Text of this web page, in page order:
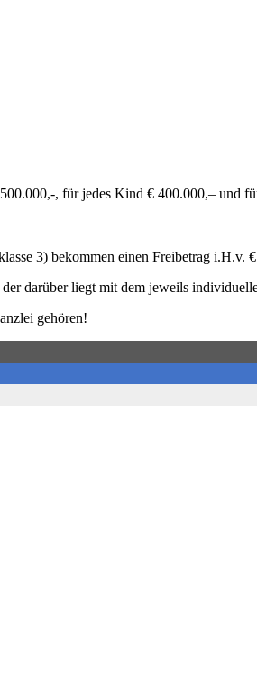
, für jedes Kind € 400.000,– und
3) bekommen einen Freibetrag i.H.v.
darüber liegt mit dem jeweils
gehören!